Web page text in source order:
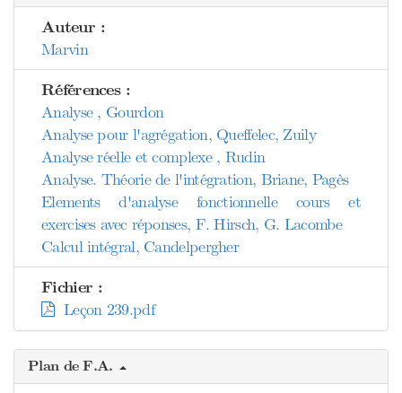
Auteur :
Marvin
Références :
Analyse , Gourdon
Analyse pour l'agrégation, Queffelec, Zuily
Analyse réelle et complexe , Rudin
Analyse. Théorie de l'intégration, Briane, Pagès
Elements d'analyse fonctionnelle cours et
exercises avec réponses, F. Hirsch, G. Lacombe
Calcul intégral, Candelpergher
Fichier :
Leçon 239.pdf
Plan de F.A.